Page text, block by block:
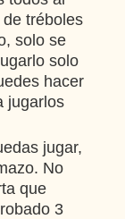
tréboles
solo se
solo
hacer
jugarlos
jugar,
No
que
3